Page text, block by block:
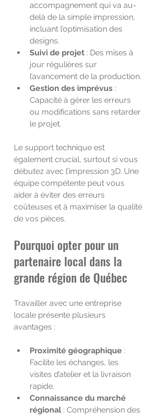
accompagnement qui va au-
delà de la simple impression,
incluant l’optimisation des
designs.
Suivi de projet : Des mises à
jour régulières sur
l’avancement de la production.
Gestion des imprévus :
Capacité à gérer les erreurs
ou modifications sans retarder
le projet.
Le support technique est
également crucial, surtout si vous
débutez avec l’impression 3D. Une
équipe compétente peut vous
aider à éviter des erreurs
coûteuses et à maximiser la qualité
de vos pièces.
Pourquoi opter pour un
partenaire local dans la
grande région de Québec
Travailler avec une entreprise
locale présente plusieurs
avantages :
Proximité géographique :
Facilite les échanges, les
visites d’atelier et la livraison
rapide.
Connaissance du marché
régional : Compréhension des